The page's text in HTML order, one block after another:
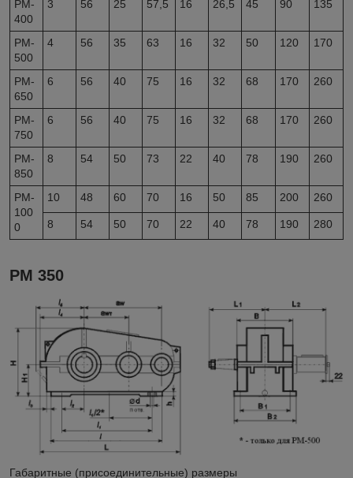
РМ-
400
3 56 25 57,5 16 26,5 45 90 135
PM-
500
4 56 35 63 16 32 50 120 170
РМ-
650
6 56 40 75 16 32 68 170 260
РМ-
750
6 56 40 75 16 32 68 170 260
РМ-
850
8 54 50 73 22 40 78 190 260
РМ-
100
0
10 48 60 70 16 50 85 200 260
8 54 50 70 22 40 78 190 280
РМ 350
Габаритные (присоединительные) размеры